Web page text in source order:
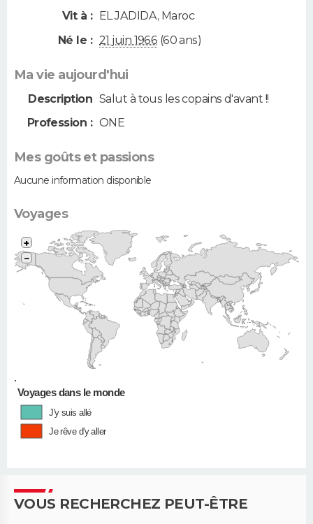
Vit à : EL JADIDA, Maroc
Né le : 21 juin 1966 (60 ans)
Ma vie aujourd'hui
Description Salut à tous les copains d'avant !!
Profession : ONE
Mes goûts et passions
Aucune information disponible
Voyages
•
+
−
Voyages dans le monde
J'y suis allé
Je rêve d'y aller
VOUS RECHERCHEZ PEUT-ÊTRE